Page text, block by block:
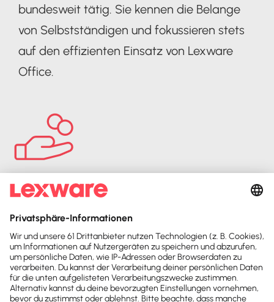
bundesweit tätig. Sie kennen die Belange
von Selbstständigen und fokussieren stets
auf den effizienten Einsatz von Lexware
Office.
Kostenpflichtige Beratung
Die Lexware Office Coaches sind
eigenständige Unternehmer:innen. Deshalb
empfehlen wir vor der Beratung die
Konditionen und die Inhalte der Beratung